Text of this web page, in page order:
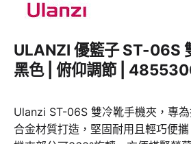
ULANZI 優籃子 ST-06S
黑色 | 俯仰調節 |
Ulanzi ST-06S 雙冷靴手機夾，專
合金材質打造，堅固耐用且輕巧便